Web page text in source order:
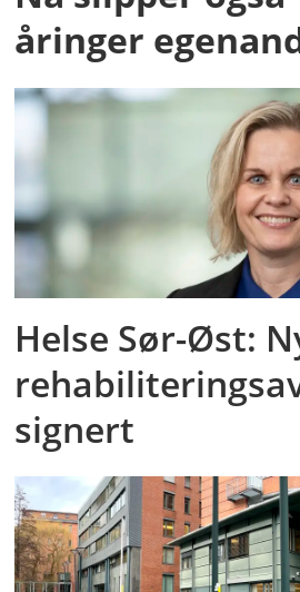
åringer
Helse Sør-Øst:
signert